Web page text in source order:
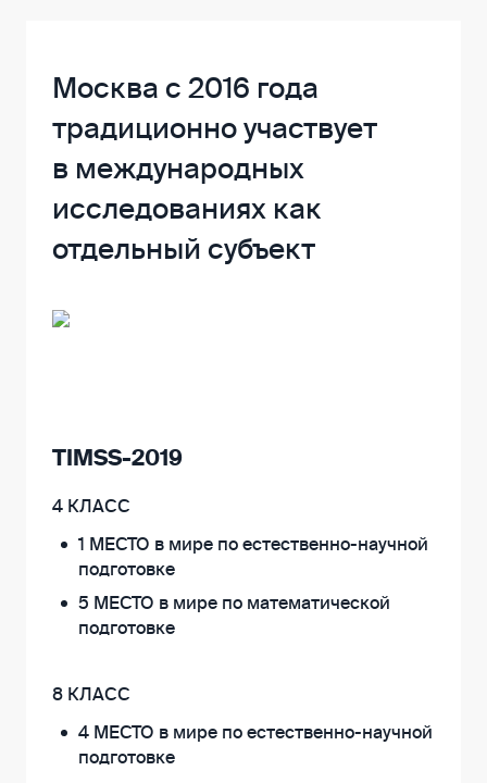
Москва с 2016 года
традиционно участвует
в международных
исследованиях как
отдельный субъект
TIMSS-2019
4 КЛАСС
1 МЕСТО в мире по естественно-научной
подготовке
5 МЕСТО в мире по математической
подготовке
8 КЛАСС
4 МЕСТО в мире по естественно-научной
подготовке